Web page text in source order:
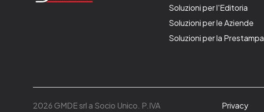
Soluzioni per l'Editoria
Soluzioni per le Aziende
Soluzioni per la Prestampa
2026 GMDE srl a Socio Unico. P.IVA
Privacy